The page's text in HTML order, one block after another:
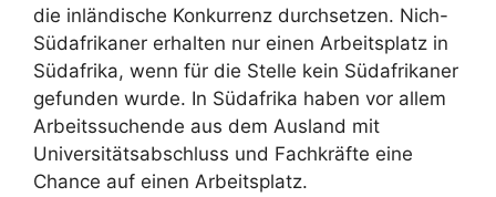
die inländische Konkurrenz durchsetzen. Nich-
Südafrikaner erhalten nur einen Arbeitsplatz in
Südafrika, wenn für die Stelle kein Südafrikaner
gefunden wurde. In Südafrika haben vor allem
Arbeitssuchende aus dem Ausland mit
Universitätsabschluss und Fachkräfte eine
Chance auf einen Arbeitsplatz.